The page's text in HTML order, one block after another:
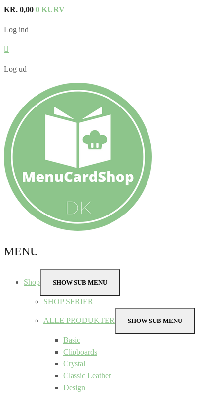
KR. 0,00 0 KURV
Log ind
Log ud
MENU
Shop SHOW SUB MENU
SHOP SERIER
ALLE PRODUKTER SHOW SUB MENU
Basic
Clipboards
Crystal
Classic Leather
Design